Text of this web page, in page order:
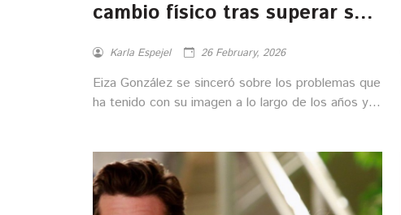
cambio físico tras superar sus
Karla Espejel 26 February, 2026
Eiza González se sinceró sobre los problemas que
ha tenido con su imagen a lo largo de los años y